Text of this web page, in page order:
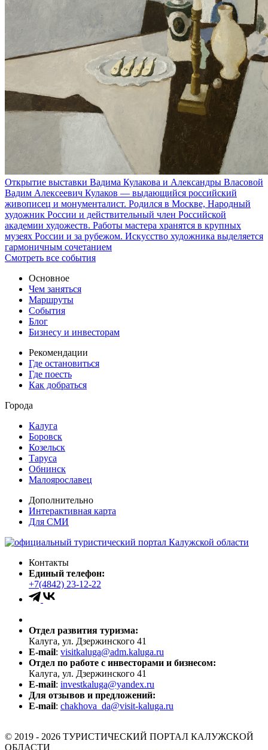
Открытие выставки Вадима Кулакова и Александры Власовой
Вадим Алексеевич Кулаков — выдающийся российский
живописец и монументалист. Родился в Москве, Народный
художник России и действительный член Российской
академии художеств. Работы мастера хранятся в крупных
музеях России и за рубежом. Искусство художника выделяется
гармоничным сочетанием
Смотреть все события
Основное
Чем заняться
Маршруты
События
Блог
Бизнесу и инвесторам
Рекомендации
Где остановиться
Где поесть
Как добраться
Города
Калуга
Боровск
Козельск
Таруса
Обнинск
Малоярославец
Дополнительно
Интерактивная карта
Для СМИ
Контакты
Единый телефон:
+7(4842) 23-12-22
Отдел развития туризма:
Калуга, ул. Дзержинского 41
E-mail: visitkaluga@adm.kaluga.ru
Отдел по работе с инвесторами и бизнесом:
Калуга, ул. Дзержинского 41
E-mail: investkaluga@yandex.ru
Для отзывов и предложений:
E-mail: chakhova_da@visit-kaluga.ru
© 2019 - 2026 ТУРИСТИЧЕСКИЙ ПОРТАЛ КАЛУЖСКОЙ
ОБЛАСТИ